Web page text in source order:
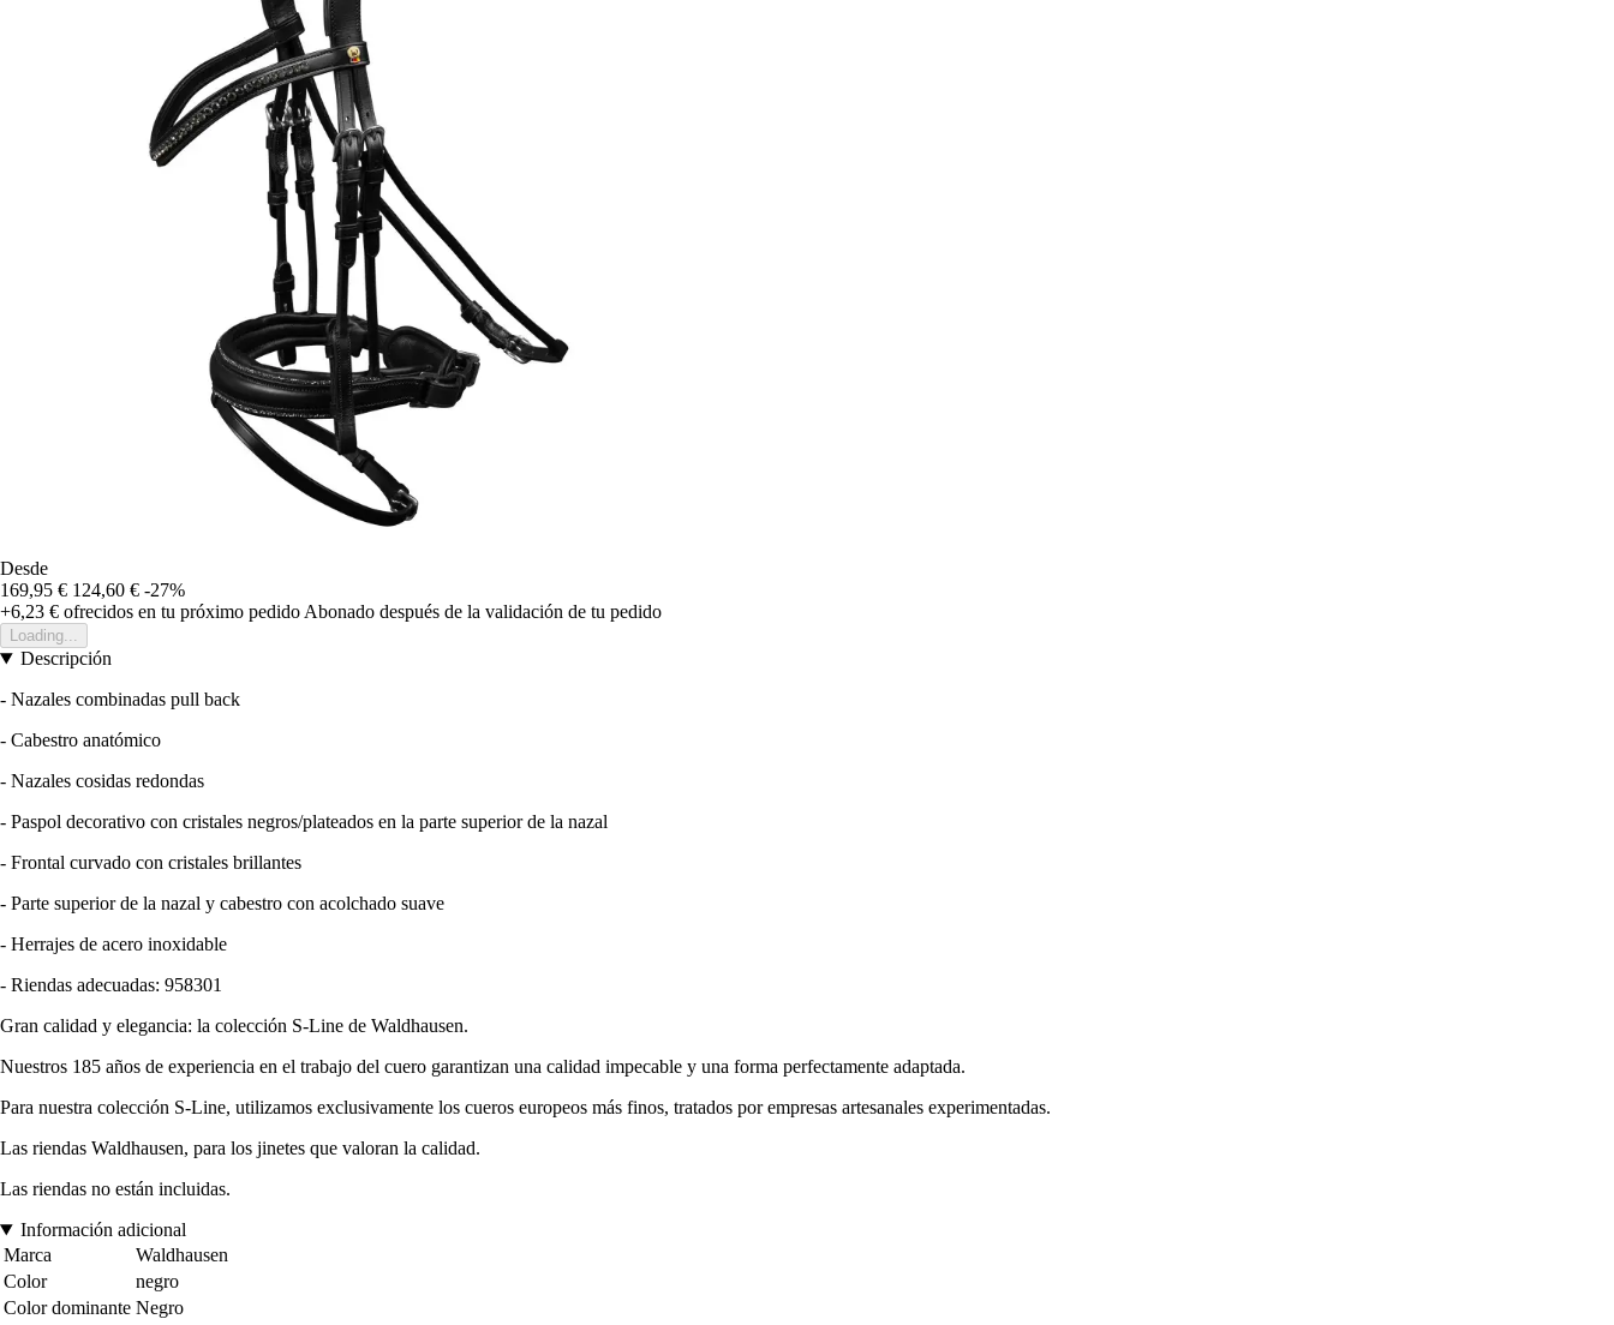
Desde
169,95 € 124,60 € -27%
+6,23 € ofrecidos en tu próximo pedido Abonado después de la validación de tu pedido
Loading...
Descripción
- Nazales combinadas pull back
- Cabestro anatómico
- Nazales cosidas redondas
- Paspol decorativo con cristales negros/plateados en la parte superior de la nazal
- Frontal curvado con cristales brillantes
- Parte superior de la nazal y cabestro con acolchado suave
- Herrajes de acero inoxidable
- Riendas adecuadas: 958301
Gran calidad y elegancia: la colección S-Line de Waldhausen.
Nuestros 185 años de experiencia en el trabajo del cuero garantizan una calidad impecable y una forma perfectamente adaptada.
Para nuestra colección S-Line, utilizamos exclusivamente los cueros europeos más finos, tratados por empresas artesanales experimentadas.
Las riendas Waldhausen, para los jinetes que valoran la calidad.
Las riendas no están incluidas.
Información adicional
Marca
Waldhausen
Color
negro
Color dominante Negro